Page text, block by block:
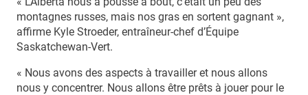
montagnes russes, mais nos gras en sortent gagnant »,
affirme Kyle Stroeder, entraîneur-chef d’Équipe
Saskatchewan-Vert.
« Nous avons des aspects à travailler et nous allons
nous y concentrer. Nous allons être prêts à jouer pour le